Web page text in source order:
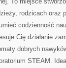
rodzicach oraz
codzienność
Cię działanie
dobrych
STEAM.